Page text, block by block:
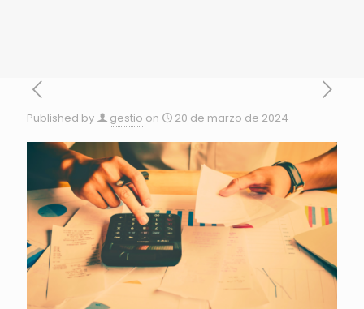
Published by gestio on 20 de marzo de 2024